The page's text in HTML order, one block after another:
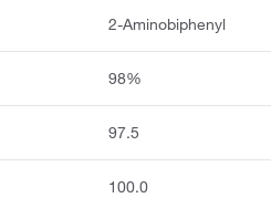
2-Aminobiphenyl
98%
97.5
100.0